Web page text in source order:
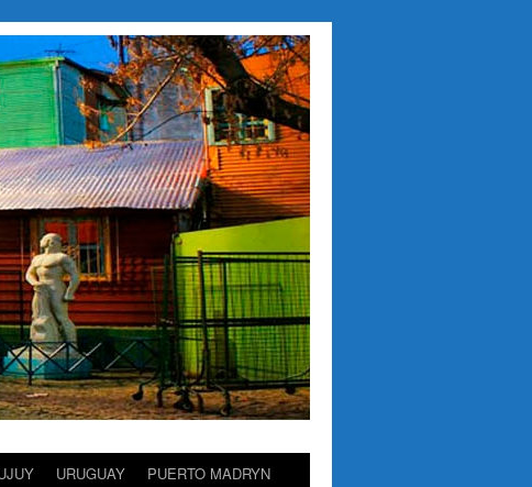
URUGUAY PUERTO MADRYN